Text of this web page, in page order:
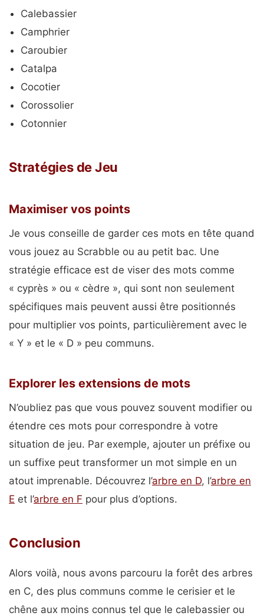
Calebassier
Camphrier
Caroubier
Catalpa
Cocotier
Corossolier
Cotonnier
Stratégies de Jeu
Maximiser vos points
Je vous conseille de garder ces mots en tête quand
vous jouez au Scrabble ou au petit bac. Une
stratégie efficace est de viser des mots comme
« cyprès » ou « cèdre », qui sont non seulement
spécifiques mais peuvent aussi être positionnés
pour multiplier vos points, particulièrement avec le
« Y » et le « D » peu communs.
Explorer les extensions de mots
N’oubliez pas que vous pouvez souvent modifier ou
étendre ces mots pour correspondre à votre
situation de jeu. Par exemple, ajouter un préfixe ou
un suffixe peut transformer un mot simple en un
atout imprenable. Découvrez l’arbre en D, l’arbre en
E et l’arbre en F pour plus d’options.
Conclusion
Alors voilà, nous avons parcouru la forêt des arbres
en C, des plus communs comme le cerisier et le
chêne aux moins connus tel que le calebassier ou